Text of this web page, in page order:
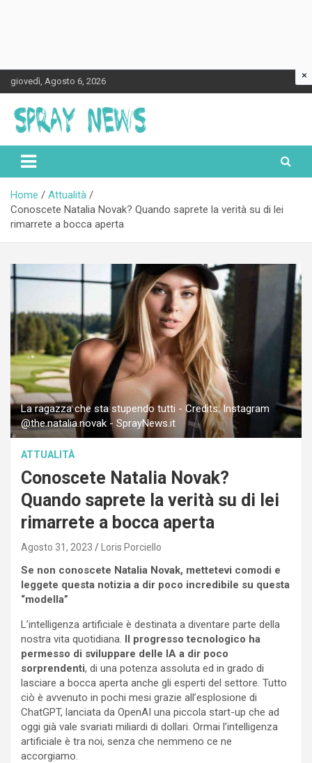
Skip
to
content
giovedì, Agosto 6, 2026
Spraynews.it
Home
Attualità
Conoscete Natalia Novak? Quando saprete la verità su di lei
rimarrete a bocca aperta
La ragazza che sta stupendo tutti - Credits: Instagram
@the.natalia.novak - SprayNews.it
ATTUALITÀ
Conoscete Natalia Novak?
Quando saprete la verità su di lei
rimarrete a bocca aperta
Agosto 31, 2023 Loris Porciello
Se non conoscete Natalia Novak, mettetevi comodi e
leggete questa notizia a dir poco incredibile su questa
“modella”
L’intelligenza artificiale è destinata a diventare parte della
nostra vita quotidiana.
Il progresso tecnologico ha
permesso di sviluppare delle IA a dir poco
sorprendenti, di una potenza assoluta ed in grado di
lasciare a bocca aperta anche gli esperti del settore. Tutto
ciò è avvenuto in pochi mesi grazie all’esplosione di
ChatGPT, lanciata da OpenAI una piccola start-up che ad
oggi già vale svariati miliardi di dollari. Ormai l’intelligenza
artificiale è tra noi, senza che nemmeno ce ne
accorgiamo.
×